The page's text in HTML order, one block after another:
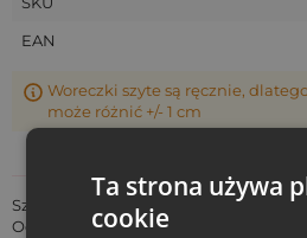
EAN
Woreczki szyte są ręcznie,
może różnić +/- 1 cm
Szczegóły dotyczące zgodności
Odpowiedzialność za produkt
Ta strona używa
cookie